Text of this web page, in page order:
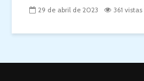
29 de abril de 2023 361 vistas